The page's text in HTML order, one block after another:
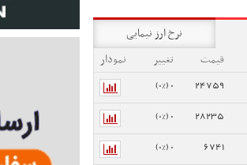
نرخ ارز نیمایی
قیمت تغییر
نمودار
24759
0 (0%)
28235
0 (0%)
6741
0 (0%)